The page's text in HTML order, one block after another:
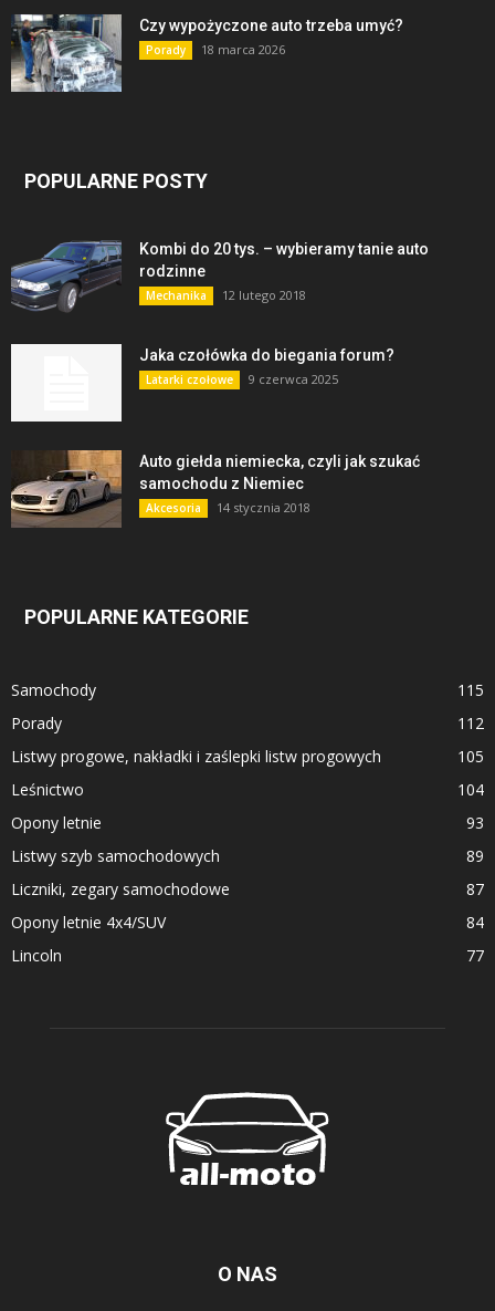
Czy wypożyczone auto trzeba umyć?
Porady 18 marca 2026
POPULARNE POSTY
Kombi do 20 tys. – wybieramy tanie auto
rodzinne
Mechanika 12 lutego 2018
Jaka czołówka do biegania forum?
Latarki czołowe 9 czerwca 2025
Auto giełda niemiecka, czyli jak szukać
samochodu z Niemiec
Akcesoria 14 stycznia 2018
POPULARNE KATEGORIE
Samochody
115
Porady
112
Listwy progowe, nakładki i zaślepki listw progowych
105
Leśnictwo
104
Opony letnie
93
Listwy szyb samochodowych
89
Liczniki, zegary samochodowe
87
Opony letnie 4x4/SUV
84
Lincoln
77
O NAS